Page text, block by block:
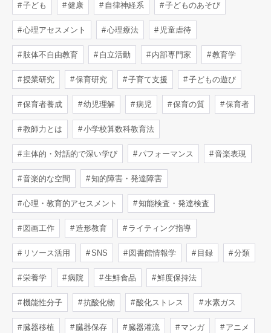
子ども 健康 自律神経系 子どものあそび
心理アセスメント 心理療法 児童虐待
肢体不自由教育 自立活動 内部専門家 教育学
授業研究 保育研究 子育て支援 子どもの遊び
保育者養成 幼児理解 病児 保育の質 保育者
教師力とは 小学校算数科教育法
主体的・対話的で深い学び パフォーマンス 音楽表現
音楽的な空間 知的障害・発達障害
心理・教育的アセスメント 知能検査・発達検査
図画工作 造形教育 ライティング指導
リソース活用 SNS 図書館情報学 目録 分類
栄養学 病院 生鮮食品 鮮度保持法
機能性分子 抗酸化物 酸化ストレス 水素ガス
臓器移植 臓器保存 臓器灌流 マンガ アニメ